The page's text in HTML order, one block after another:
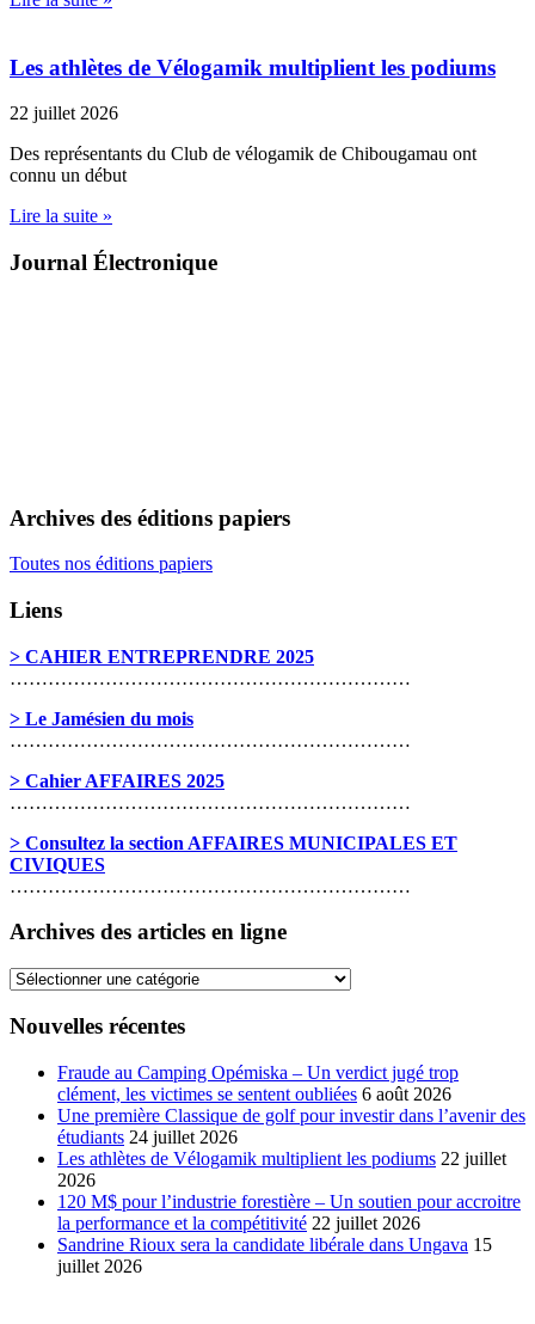
Les athlètes de Vélogamik multiplient les podiums
22 juillet 2026
Des représentants du Club de vélogamik de Chibougamau ont
connu un début
Lire la suite »
Journal Électronique
Archives des éditions papiers
Toutes nos éditions papiers
Liens
> CAHIER ENTREPRENDRE 2025
………………………………………………………
> Le Jamésien du mois
………………………………………………………
> Cahier AFFAIRES 2025
………………………………………………………
> Consultez la section AFFAIRES MUNICIPALES ET
CIVIQUES
………………………………………………………
Archives des articles en ligne
Archives
articles
Nouvelles récentes
Fraude au Camping Opémiska – Un verdict jugé trop
clément, les victimes se sentent oubliées 6 août 2026
Une première Classique de golf pour investir dans l’avenir des
étudiants 24 juillet 2026
Les athlètes de Vélogamik multiplient les podiums 22 juillet
2026
120 M$ pour l’industrie forestière – Un soutien pour accroitre
la performance et la compétitivité 22 juillet 2026
Sandrine Rioux sera la candidate libérale dans Ungava 15
juillet 2026